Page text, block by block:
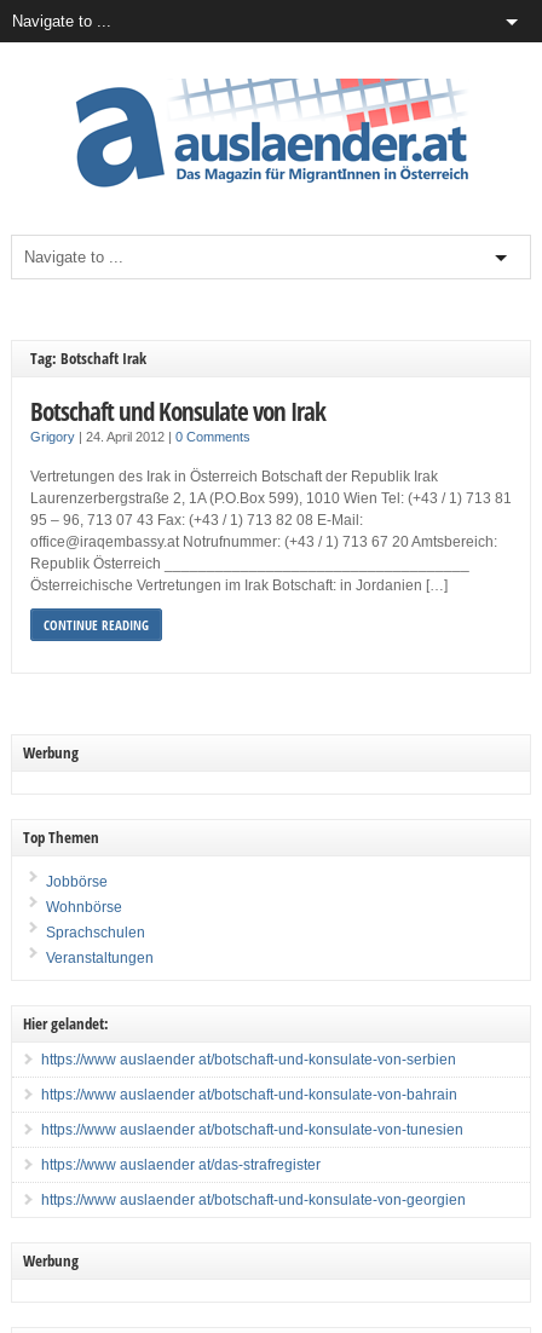
Tag: Botschaft Irak
Botschaft und Konsulate von Irak
Grigory| 24. April 2012 | 0 Comments
Vertretungen des Irak in Österreich Botschaft der Republik Irak
Laurenzerbergstraße 2, 1A (P.O.Box 599), 1010 Wien Tel: (+43 / 1) 713 81
95 – 96, 713 07 43 Fax: (+43 / 1) 713 82 08 E-Mail:
office@iraqembassy.at Notrufnummer: (+43 / 1) 713 67 20 Amtsbereich:
Republik Österreich ____________________________________
Österreichische Vertretungen im Irak Botschaft: in Jordanien […]
CONTINUE READING
Werbung
Top Themen
Jobbörse
Wohnbörse
Sprachschulen
Veranstaltungen
Hier gelandet:
https://www auslaender at/botschaft-und-konsulate-von-serbien
https://www auslaender at/botschaft-und-konsulate-von-bahrain
https://www auslaender at/botschaft-und-konsulate-von-tunesien
https://www auslaender at/das-strafregister
https://www auslaender at/botschaft-und-konsulate-von-georgien
Werbung